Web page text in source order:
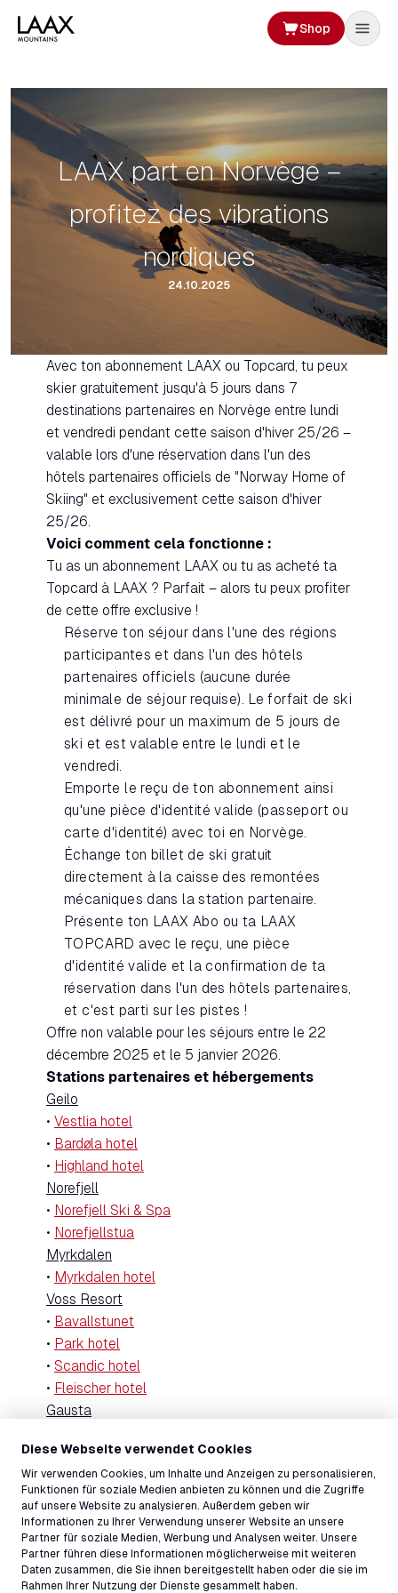
Diese Webseite verwendet Cookies
Wir verwenden Cookies, um Inhalte und Anzeigen zu personalisieren,
Funktionen für soziale Medien anbieten zu können und die Zugriffe
auf unsere Website zu analysieren. Außerdem geben wir
Informationen zu Ihrer Verwendung unserer Website an unsere
Partner für soziale Medien, Werbung und Analysen weiter. Unsere
Partner führen diese Informationen möglicherweise mit weiteren
Daten zusammen, die Sie ihnen bereitgestellt haben oder die sie im
Rahmen Ihrer Nutzung der Dienste gesammelt haben.
Shop
LAAX part en Norvège –
profitez des vibrations
nordiques
24.10.2025
Avec ton abonnement LAAX ou Topcard, tu peux
skier gratuitement jusqu'à 5 jours dans 7
destinations partenaires en Norvège entre lundi
et vendredi pendant cette saison d'hiver 25/26 –
valable lors d'une réservation dans l'un des
hôtels partenaires officiels de "Norway Home of
Skiing" et exclusivement cette saison d'hiver
25/26.
Voici comment cela fonctionne :
Tu as un abonnement LAAX ou tu as acheté ta
Topcard à LAAX ? Parfait – alors tu peux profiter
de cette offre exclusive !
Réserve ton séjour dans l'une des régions
participantes et dans l'un des hôtels
partenaires officiels (aucune durée
minimale de séjour requise). Le forfait de ski
est délivré pour un maximum de 5 jours de
ski et est valable entre le lundi et le
vendredi.
Emporte le reçu de ton abonnement ainsi
qu'une pièce d'identité valide (passeport ou
carte d'identité) avec toi en Norvège.
Échange ton billet de ski gratuit
directement à la caisse des remontées
mécaniques dans la station partenaire.
Présente ton LAAX Abo ou ta LAAX
TOPCARD avec le reçu, une pièce
d'identité valide et la confirmation de ta
réservation dans l'un des hôtels partenaires,
et c'est parti sur les pistes !
Offre non valable pour les séjours entre le 22
décembre 2025 et le 5 janvier 2026.
Stations partenaires et hébergements
Geilo
• Vestlia hotel
• Bardøla hotel
• Highland hotel
Norefjell
• Norefjell Ski & Spa
• Norefjellstua
Myrkdalen
• Myrkdalen hotel
Voss Resort
• Bavallstunet
• Park hotel
• Scandic hotel
• Fleischer hotel
Gausta
•Gasuta sportell
Beito Resort
Bergo Apartments/chambres/cabines
•Radisson Blu mountain resort
•Riddergaarden
• Gjestegaarden
•Hovi cabins